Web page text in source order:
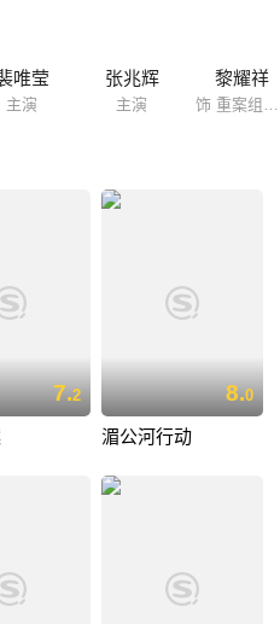
唯莹
主演
张兆辉
主演
黎耀祥
7.2 8.0
湄公河行动